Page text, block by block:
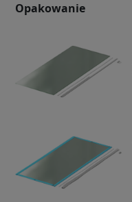
Opakowanie